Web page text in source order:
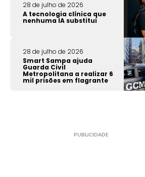
28 de julho de 2026
A tecnologia clínica que
nenhuma IA substitui
28 de julho de 2026
Smart Sampa ajuda
Guarda Civil
Metropolitana a realizar 6
mil prisões em flagrante
PUBLICIDADE